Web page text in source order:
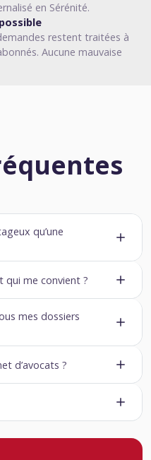
en Sérénité.
restent traitées à
Aucune mauvaise
qu’une
qui me convient ?
mes dossiers
d’avocats ?